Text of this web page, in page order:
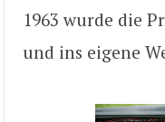
1963 wurde die
und ins eigene